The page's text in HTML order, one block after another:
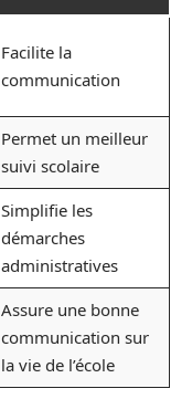
Facilite la
communication
Permet un meilleur
suivi scolaire
Simplifie les
démarches
administratives
Assure une bonne
communication sur
la vie de l’école